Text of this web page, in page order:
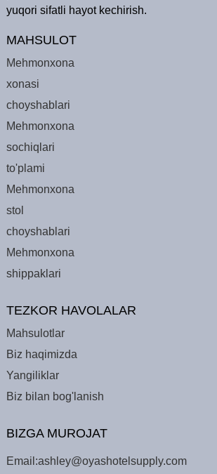
yuqori sifatli hayot kechirish.
MAHSULOT
Mehmonxona
xonasi
choyshablari
Mehmonxona
sochiqlari
to'plami
Mehmonxona
stol
choyshablari
Mehmonxona
shippaklari
TEZKOR HAVOLALAR
Mahsulotlar
Biz haqimizda
Yangiliklar
Biz bilan bog'lanish
BIZGA MUROJAT
Email:ashley@oyashotelsupply.com